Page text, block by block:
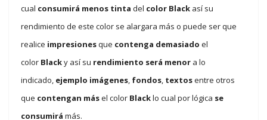
cual consumirá menos tintadel color Black así su
rendimiento de este color se alargara más o puede ser que
realice impresionesque contenga demasiadoel
color Blacky así su rendimiento será menor a lo
indicado, ejemplo imágenes fondos textosentre otros
que contengan másel color Blacklo cual por lógica se
consumirámás.